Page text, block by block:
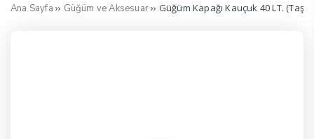
Ana Sayfa ›› Güğüm ve Aksesuar›› Güğüm Kapağı Kauçuk 40 LT.